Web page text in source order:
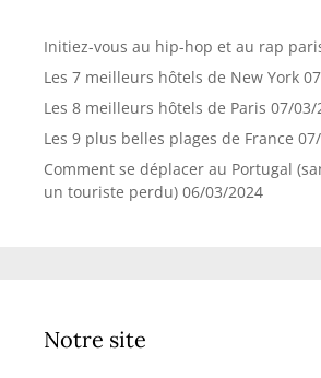
Initiez-vous au hip-hop et au rap
Les 7 meilleurs hôtels de New York
Les 8 meilleurs hôtels de Paris 07/03/
Les 9 plus belles plages de France
Comment se déplacer au Portugal
un touriste perdu) 06/03/2024
Notre site